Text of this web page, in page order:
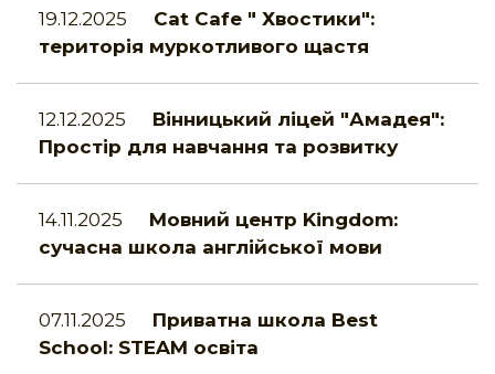
19.12.2025
Cat Cafe " Хвостики":
територія муркотливого щастя
12.12.2025
Вінницький ліцей "Амадея":
Простір для навчання та розвитку
14.11.2025
Мовний центр Kingdom:
сучасна школа англійської мови
07.11.2025
Приватна школа Best
School: STEAM освіта